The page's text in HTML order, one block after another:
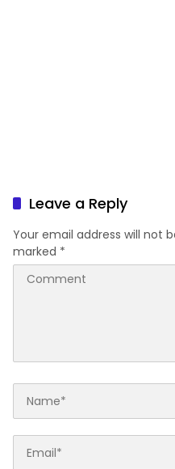
Leave a Reply
Your email address will not
marked *